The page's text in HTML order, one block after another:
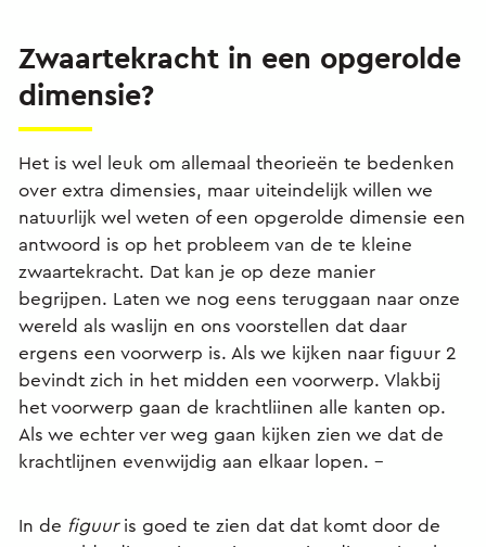
Zwaartekracht in een opgerolde
dimensie?
Het is wel leuk om allemaal theorieën te bedenken
over extra dimensies, maar uiteindelijk willen we
natuurlijk wel weten of een opgerolde dimensie een
antwoord is op het probleem van de te kleine
zwaartekracht. Dat kan je op deze manier
begrijpen. Laten we nog eens teruggaan naar onze
wereld als waslijn en ons voorstellen dat daar
ergens een voorwerp is. Als we kijken naar figuur 2
bevindt zich in het midden een voorwerp. Vlakbij
het voorwerp gaan de krachtliinen alle kanten op.
Als we echter ver weg gaan kijken zien we dat de
krachtlijnen evenwijdig aan elkaar lopen. –
In de figuuris goed te zien dat dat komt door de